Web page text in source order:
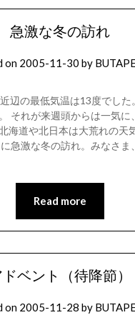
急激な冬の訪れ
on 2005-11-30 by
辺の最低気温は13度でした
それが来週頭からは一気に
海道や北日本は大荒れの天
急激な冬の訪れ。みなさま
Read more
ドベント（待降節）
on 2005-11-28 by